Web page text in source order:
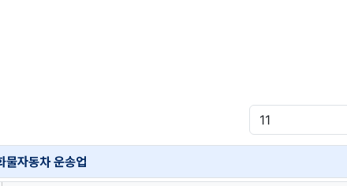
자동차 운송업